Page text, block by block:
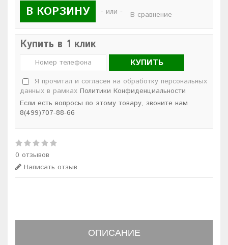
В КОРЗИНУ - или - В сравнение
Купить в 1 клик
КУПИТЬ
Я прочитал и согласен на обработку персональных
данных в рамках Политики Конфиденциальности
Если есть вопросы по этому товару, звоните нам
8(499)707-88-66
0 отзывов
Написать отзыв
ОПИСАНИЕ